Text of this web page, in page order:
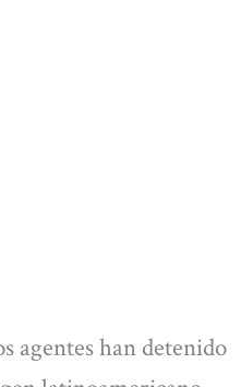
agentes han detenido